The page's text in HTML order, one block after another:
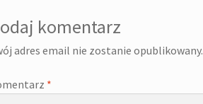
komentarz
adres email nie zostanie opublikowany.
*